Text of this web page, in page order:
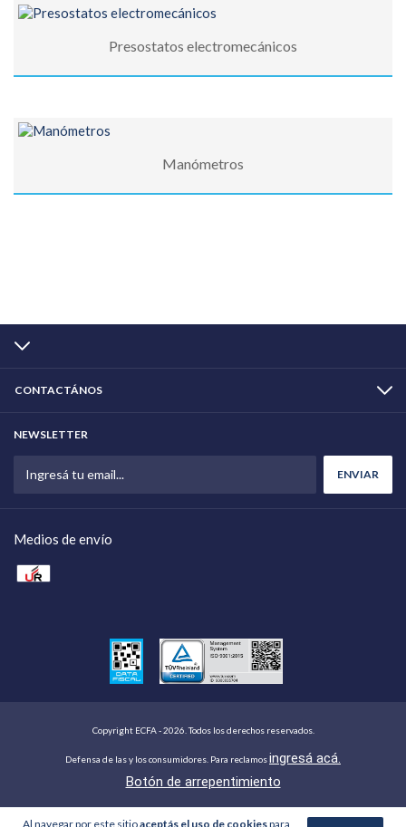
Al navegar por este sitioaceptás el uso de cookiespara
Presostatos electromecánicos
Manómetros
CONTACTÁNOS
NEWSLETTER
Medios de envío
Copyright ECFA - 2026. Todos los derechos reservados.
Defensa de las y los consumidores. Para reclamosingresá acá.
Botón de arrepentimiento